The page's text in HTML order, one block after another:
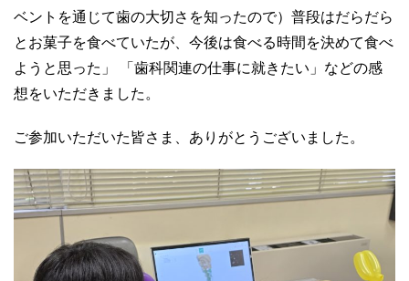
ベントを通じて歯の大切さを知ったので）普段はだらだら
とお菓子を食べていたが、今後は食べる時間を決めて食べ
ようと思った」 「歯科関連の仕事に就きたい」などの感
想をいただきました。
ご参加いただいた皆さま、ありがとうございました。